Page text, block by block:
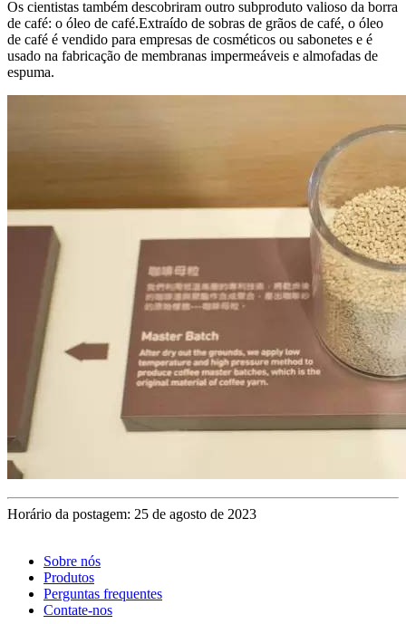
Os cientistas também descobriram outro subproduto valioso da borra
de café: o óleo de café.Extraído de sobras de grãos de café, o óleo
de café é vendido para empresas de cosméticos ou sabonetes e é
usado na fabricação de membranas impermeáveis ​​e almofadas de
espuma.
Horário da postagem: 25 de agosto de 2023
Sobre nós
Produtos
Perguntas frequentes
Contate-nos